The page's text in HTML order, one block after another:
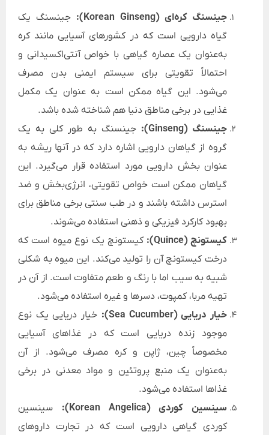
جینسنگ کره‌ای (Korean Ginseng):
جینسنگ یک
گیاه دارویی است که در کشورهای آسیایی مانند کره
به‌عنوان یک عصاره گیاهی با خواص آنتی‌اکسیدانی و
احتمالاً تقویتی برای سیستم ایمنی بدن مصرف
می‌شود. این گیاه ممکن است به عنوان یک مکمل
غذایی در برخی مناطق دنیا هم شناخته شده باشد.
جینسنگ (Ginseng):
جینسنگ به طور کلی به یک
گروه از گیاهان دارویی اشاره دارد که در آنها ریشه به
عنوان بخش دارویی مورد استفاده قرار می‌گیرد. این
گیاهان ممکن است خواص تقویتی، انرژی‌بخش و ضد
استرس داشته باشند و در طب سنتی برخی مناطق برای
بهبود کارکرد فیزیکی و ذهنی استفاده می‌شوند.
کیستونچ (Quince):
کیستونچ یک نوع میوه است که
درخت کیستونچ آن را تولید می‌کند. این میوه به شکلی
شبیه به سیب اما با رنگ و طعم متفاوت است. از آن در
تهیه مربا، کمپوت، دسرها و غیره استفاده می‌شود.
خیار دریایی (Sea Cucumber):
خیار دریایی یک نوع
موجود زنده دریایی است که در غذاهای آسیایی
مخصوصاً چین، ژاپن و کره مصرف می‌شود. از آن
به‌عنوان یک منبع پروتئین و مواد معدنی در برخی
غذاها استفاده می‌شود.
سینسین کوردی (Korean Angelica):
سینسین
کوردی گیاهی دارویی است که در تجارت داروهای